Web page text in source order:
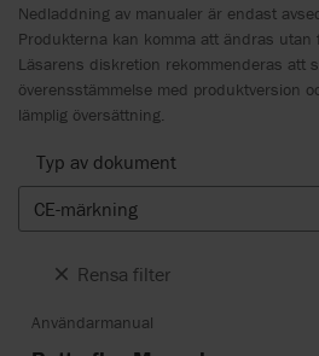
Nedladdning av manualer är endast
Produkterna kan komma att ändras utan
Läsarens diskretion rekommenderas att
överensstämmelse med produktversion
lämplig översättning.
Typ av dokument
CE-märkning
Rensa filter
Användarmanual